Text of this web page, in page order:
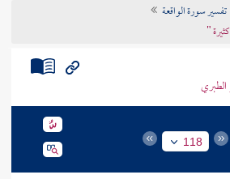
تفسير سورة الواقعة
"
118